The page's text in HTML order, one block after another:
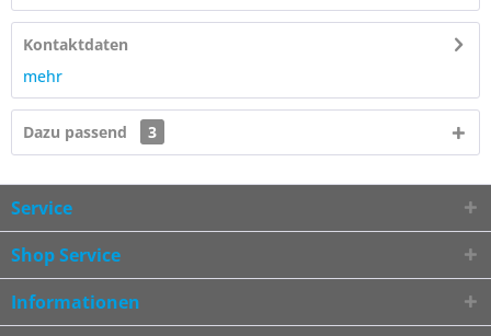
Kontaktdaten
mehr
Dazu passend 3
Service
Shop Service
Informationen